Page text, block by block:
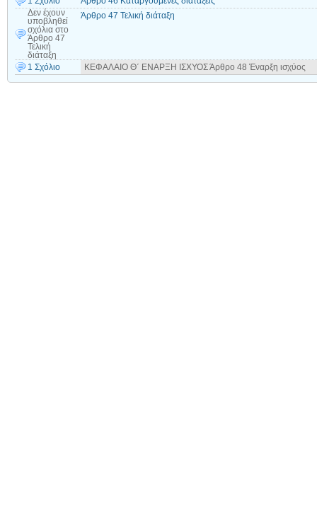
Δεν έχουν
υποβληθεί
σχόλια στο
Άρθρο 47
Τελική
διάταξη
Άρθρο 47 Τελική διάταξη
1 Σχόλιο ΚΕΦΑΛΑΙΟ Θ΄ ΕΝΑΡΞΗ ΙΣΧΥΟΣ Άρθρο 48 Έναρξη ισχύος